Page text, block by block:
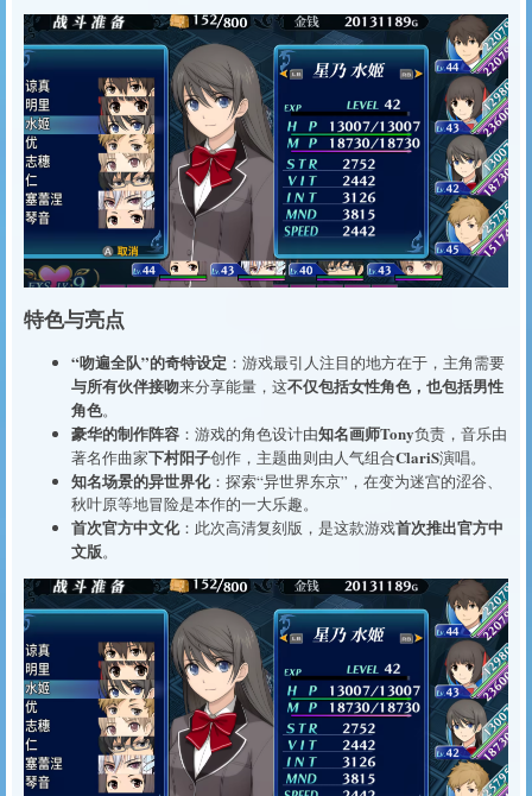
特色与亮点
“吻遍全队”的奇特设定 ：游戏最引人注目的地方在于，主角需要
与所有伙伴接吻来分享能量，这不仅包括女性角色，也包括男性
角色。
豪华的制作阵容 ：游戏的角色设计由知名画师Tony负责，音乐由
著名作曲家下村阳子创作，主题曲则由人气组合ClariS演唱。
知名场景的异世界化：探索“异世界东京”，在变为迷宫的涩谷、
秋叶原等地冒险是本作的一大乐趣。
首次官方中文化：此次高清复刻版，是这款游戏首次推出官方中
文版。